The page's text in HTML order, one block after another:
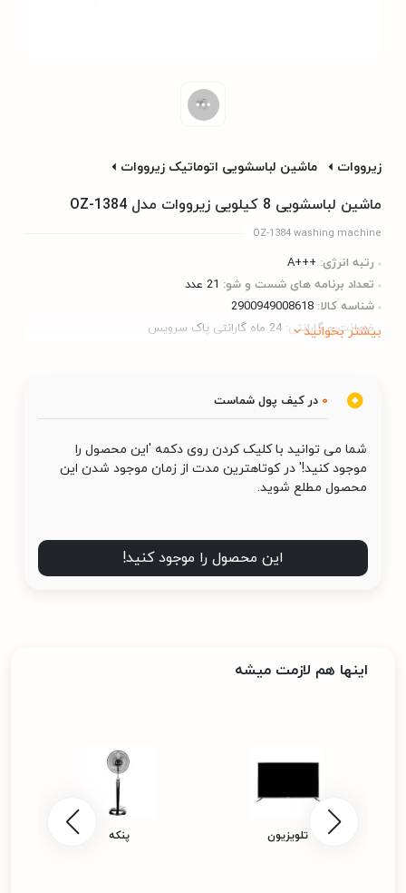
زیرووات ماشین لباسشویی اتوماتیک زیرووات
ماشین لباسشویی 8 کیلویی زیرووات مدل OZ-1384
OZ-1384 washing machine
رتبه انرژی: +++A
تعداد برنامه های شست و شو: 21 عدد
شناسه کالا: 2900949008618
ضمانت و گارانتی: 24 ماه گارانتی پاک سرویس بیشتر بخوانید
0 در کیف پول شماست
شما می توانید با کلیک کردن روی دکمه 'این محصول را
موجود کنید!' در کوتاهترین مدت از زمان موجود شدن این
محصول مطلع شوید.
این محصول را موجود کنید!
اینها هم لازمت میشه
تلویزیون پنکه